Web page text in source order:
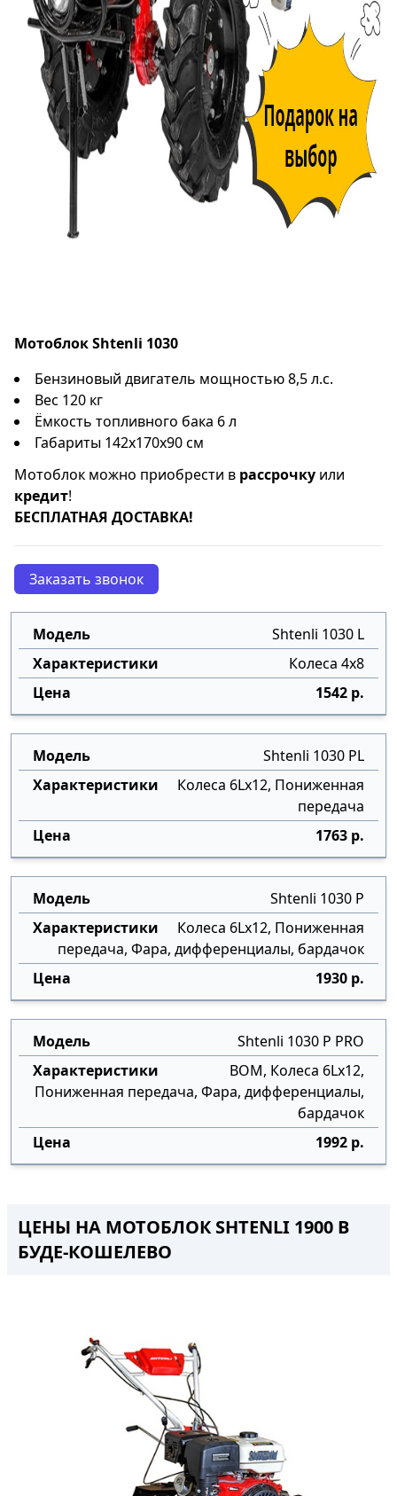
Мотоблок Shtenli 1030
Бензиновый двигатель мощностью 8,5 л.с.
Вес 120 кг
Ёмкость топливного бака 6 л
Габариты 142x170x90 см
Мотоблок можно приобрести в рассрочку или
кредит!
БЕСПЛАТНАЯ ДОСТАВКА!
Заказать звонок
Shtenli 1030 L
Колеса 4х8
1542 р.
Shtenli 1030 PL
Колеса 6Lx12, Пониженная
передача
1763 р.
Shtenli 1030 P
Колеса 6Lx12, Пониженная
передача, Фара, дифференциалы, бардачок
1930 р.
Shtenli 1030 P PRO
ВОМ, Колеса 6Lx12,
Пониженная передача, Фара, дифференциалы,
бардачок
1992 р.
ЦЕНЫ НА МОТОБЛОК SHTENLI 1900 В
БУДЕ-КОШЕЛЕВО